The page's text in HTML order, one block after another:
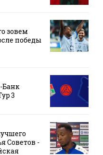
зовем
победы
Банк
3
Советов -